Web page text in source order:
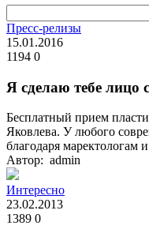
Пресс-релизы
15.01.2016
1194 0
Я сделаю тебе лицо
Бесплатный прием
Яковлева. У любого
благодаря маректологам
Автор: admin
Интересно
23.02.2013
1389 0